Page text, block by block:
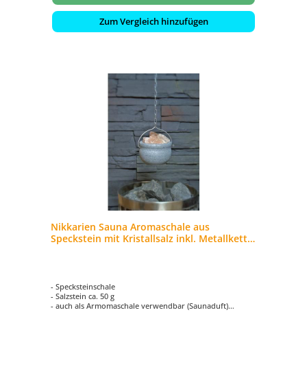
Zum Vergleich hinzufügen
Nikkarien Sauna Aromaschale aus
Speckstein mit Kristallsalz inkl. Metallkette
- Specksteinschale
- Salzstein ca. 50 g
- auch als Armomaschale verwendbar (Saunaduft)